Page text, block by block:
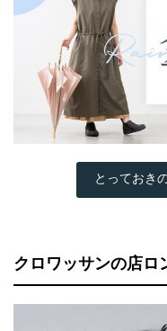
とっておき
クロワッサンの店ロ